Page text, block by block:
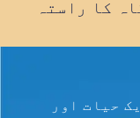
کا راستہ
حیات اور